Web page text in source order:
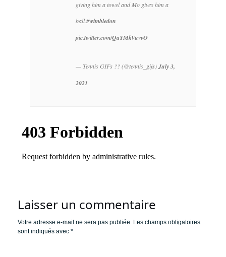
giving him a towel and Mo gives him a
ball.#wimbledon
pic.twitter.com/QaYMkVuvvO
— Tennis GIFs ?? (@tennis_gifs)July 3,
2021
Laisser un commentaire
Votre adresse e-mail ne sera pas publiée. Les champs obligatoires
sont indiqués avec *